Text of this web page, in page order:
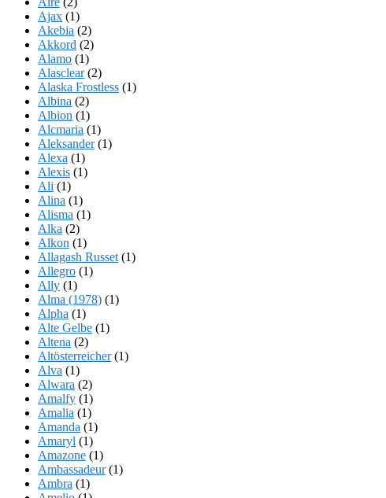
Ajax (1)
Akebia (2)
Akkord (2)
Alamo (1)
Alasclear(2)
Alaska Frostless (1)
Albina (2)
Albion (1)
Alcmaria (1)
Aleksander(1)
Alexa (1)
Alexis (1)
Ali (1)
Alina (1)
Alisma (1)
Alka (2)
Alkon (1)
Allagash Russet (1)
Allegro (1)
Ally (1)
Alma (1978) (1)
Alpha (1)
Alte Gelbe (1)
Altena (2)
Altösterreicher(1)
Alva (1)
Alwara (2)
Amalfy (1)
Amalia (1)
Amanda (1)
Amaryl (1)
Amazone (1)
Ambassadeur(1)
Ambra (1)